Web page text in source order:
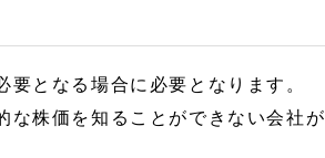
となる場合に必要となります。
な株価を知ることができない会社が